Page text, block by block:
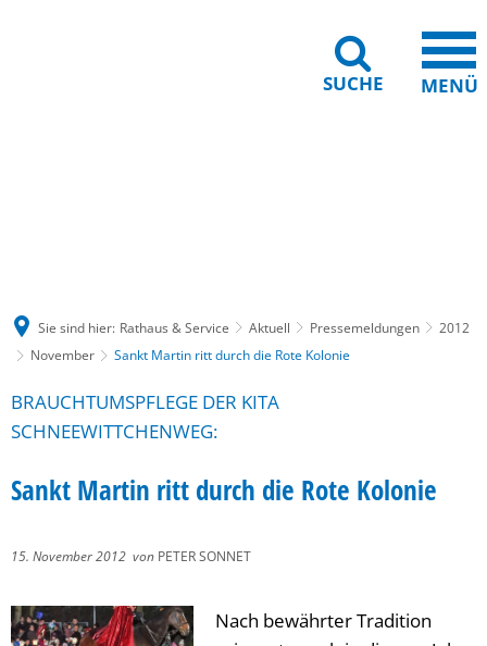
SUCHE MENÜ
Sie sind hier: Rathaus & Service Aktuell Pressemeldungen
2012
November
Sankt Martin ritt durch die Rote Kolonie
BRAUCHTUMSPFLEGE DER KITA
SCHNEEWITTCHENWEG:
Sankt Martin ritt durch die Rote Kolonie
15. November 2012 von PETER SONNET
Nach bewährter Tradition